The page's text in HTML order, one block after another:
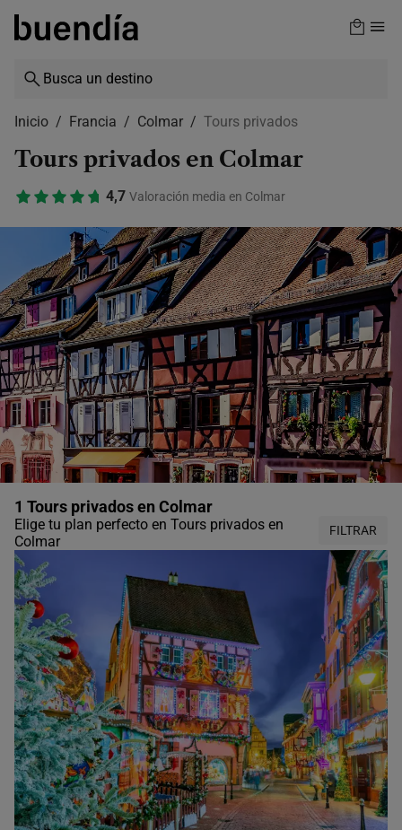
Skip
content
Inicio Francia Colmar Tours privados
Tours privados en Colmar
4,7 Valoración media en Colmar
1 Tours privados en Colmar
Elige tu plan perfecto en Tours privados en
Colmar
FILTRAR